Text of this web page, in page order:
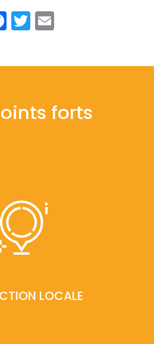
Facebook
Twitter
forts
LOCALE